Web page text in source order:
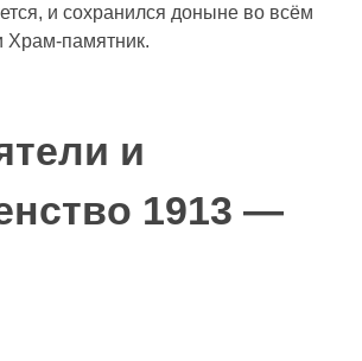
и сохранился доныне во всём
Храм-памятник.
и
1913 —